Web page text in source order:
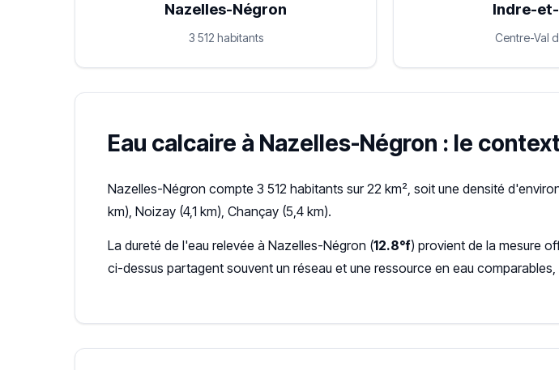
Nazelles-Négron
3 512 habitants
Indre-
Centre-Val
Eau calcaire à Nazelles-Négron : le
Nazelles-Négron compte 3 512 habitants sur 22 km², soit une densité
km), Noizay (4,1 km), Chançay (5,4 km).
La dureté de l'eau relevée à Nazelles-Négron (12.8°f) provient de la mesure
ci-dessus partagent souvent un réseau et une ressource en eau